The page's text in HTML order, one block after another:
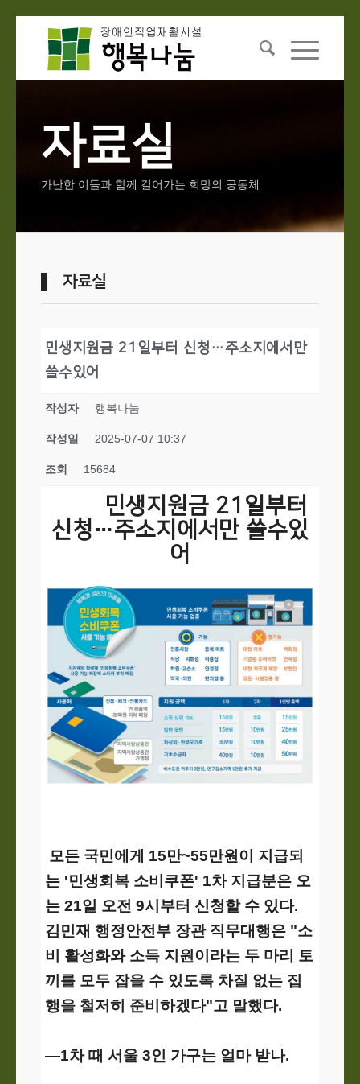
자료실
가난한 이들과 함께 걸어가는 희망의 공동체
자료실
민생지원금 21일부터 신청…주소지에서만
쓸수있어
작성자 행복나눔
작성일 2025-07-07 10:37
조회 15684
민생지원금 21일부터
신청…주소지에서만 쓸수있
어
모든 국민에게 15만~55만원이 지급되
는 '민생회복 소비쿠폰' 1차 지급분은 오
는 21일 오전 9시부터 신청할 수 있다.
김민재 행정안전부 장관 직무대행은 "소
비 활성화와 소득 지원이라는 두 마리 토
끼를 모두 잡을 수 있도록 차질 없는 집
행을 철저히 준비하겠다"고 말했다.
―1차 때 서울 3인 가구는 얼마 받나.